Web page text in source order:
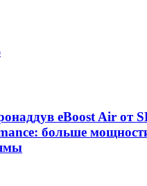
eBoost Air от
больше